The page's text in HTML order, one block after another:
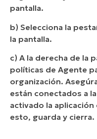
pantalla.
b) Selecciona la
la pantalla.
c) A la derecha de la
políticas de Agente
organización.
están conectados a
activado la aplicación
esto, guarda y cierra.